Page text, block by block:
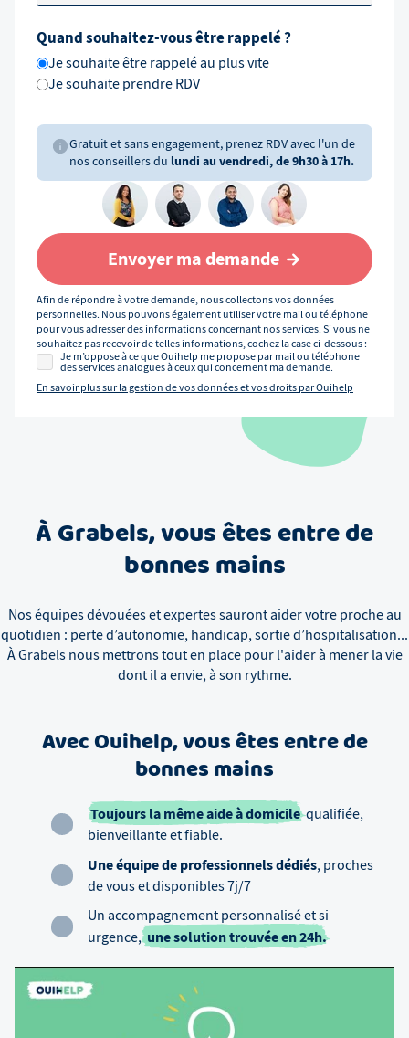
Quand souhaitez-vous être rappelé ?
Je souhaite être rappelé au plus vite
Je souhaite prendre RDV
Gratuit et sans engagement, prenez RDV avec l'un de
nos conseillers du lundi au vendredi, de 9h30 à 17h.
Envoyer ma demande
Afin de répondre à votre demande, nous collectons vos données
personnelles. Nous pouvons également utiliser votre mail ou téléphone
pour vous adresser des informations concernant nos services. Si vous ne
souhaitez pas recevoir de telles informations, cochez la case ci-dessous :
Je m’oppose à ce que Ouihelp me propose par mail ou téléphone
des services analogues à ceux qui concernent ma demande.
En savoir plus sur la gestion de vos données et vos droits par Ouihelp
ÀGrabels, vous êtes entre de
bonnes mains
Nos équipes dévouées et expertes sauront aider votre proche au
quotidien : perte d’autonomie, handicap, sortie d’hospitalisation...
ÀGrabelsnous mettrons tout en place pour l'aider à mener la vie
dont il a envie, à son rythme.
Avec Ouihelp, vous êtes entre de
bonnes mains
Toujours la même aide à domicilequalifiée,
bienveillante et fiable.
Une équipe de professionnels dédiés, proches
de vous et disponibles 7j/7
Un accompagnement personnalisé et si
urgence,une solution trouvée en 24h.